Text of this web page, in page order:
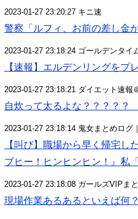
2023-01-27 23:20:27 キニ速
警察「ルフィ、お前の差し金
2023-01-27 23:18:24 ゴールデンタイ
【速報】エルデンリングをプ
2023-01-27 23:18:21 ダイエット速報
自炊って太るよな？？？？？
2023-01-27 23:18:14 鬼女まとめログ
【叫び】職場から早く帰宅し
ブヒー！ヒンヒンヒン！』私
2023-01-27 23:18:08 ガールズVIPま
現場作業あるあるといえば何？